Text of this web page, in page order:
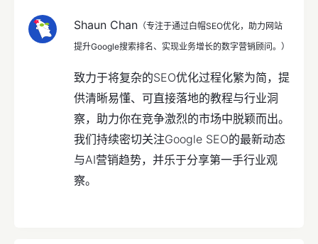
Shaun Chan （专注于通过白帽SEO优化，助力网站
提升Google搜索排名、实现业务增长的数字营销顾问。）
致力于将复杂的SEO优化过程化繁为简，提
供清晰易懂、可直接落地的教程与行业洞
察，助力你在竞争激烈的市场中脱颖而出。
我们持续密切关注Google SEO的最新动态
与AI营销趋势，并乐于分享第一手行业观
察。